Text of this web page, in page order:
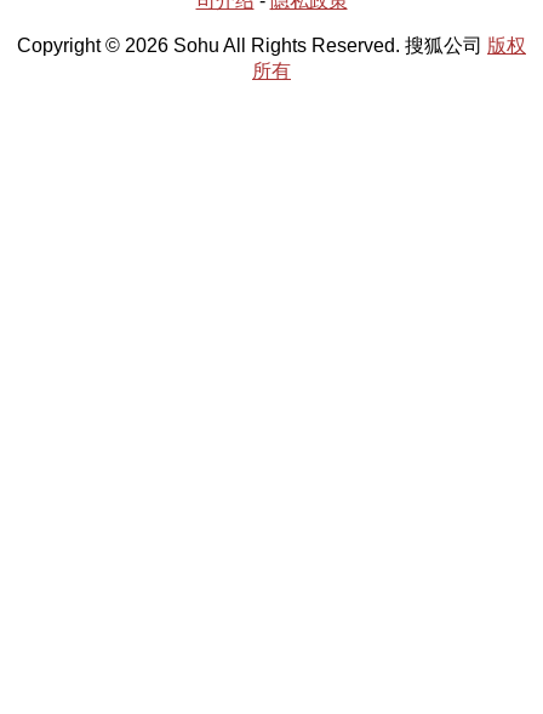
Copyright © 2026 Sohu All Rights Reserved. 搜狐公司 版权
所有